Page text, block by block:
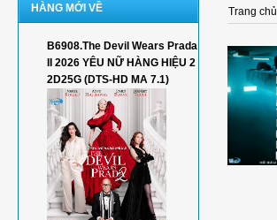
HÀNG MỚI VỀ
B6908.The Devil Wears Prada
II 2026 YÊU NỮ HÀNG HIỆU 2
2D25G (DTS-HD MA 7.1)
Trang chủ